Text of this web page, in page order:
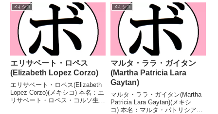
メキシコ
エリサベート・ロペス
(Elizabeth Lopez Corzo)
エリサベート・ロペス(Elizabeth
Lopez Corzo)(メキシコ) 本名：エ
リサベート・ロペス・コルソ生年
メキシコ
マルタ・ララ・ガイタン
(Martha Patricia Lara
Gaytan)
マルタ・ララ・ガイタン(Martha
Patricia Lara Gaytan)(メキシ
コ) 本名：マルタ・パトリシア・